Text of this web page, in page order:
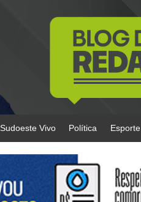
Sudoeste Vivo Política Esporte